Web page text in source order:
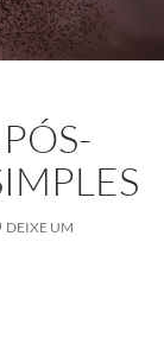
DEIXE UM